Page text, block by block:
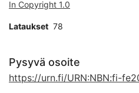
In Copyright 1.0
Lataukset 78
Pysyvä osoite
https://urn.fi/URN:NBN:fi-